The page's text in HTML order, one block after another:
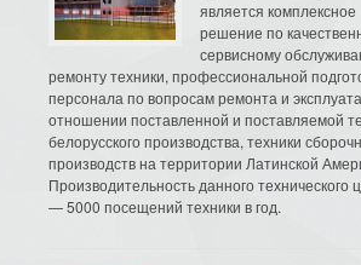
является комплексное
решение по
сервисному
ремонту техники, профессиональной
персонала по вопросам ремонта и
отношении поставленной и поставляемой
белорусского производства, техники
производств на территории Латинской
Производительность данного технического
— 5000 посещений техники в год.